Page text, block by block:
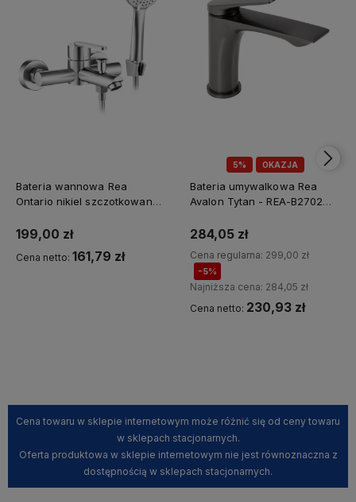
Bateria wannowa Rea
Ontario nikiel szczotkowany -
kodem REA5
199,00 zł
Cena netto: 161,79 zł
5% OKAZJA
Bateria umywalkowa Rea
Avalon Tytan - REA-B2702
REA5
284,05 zł
Cena regularna: 299,00 zł
-5%
Najniższa cena: 284,05 zł
Cena netto: 230,93 zł
Cena towaru w sklepie internetowym może różnić się od ceny towaru
w sklepach stacjonarnych.
Oferta produktowa w sklepie internetowym nie jest równoznaczna z
dostępnością w sklepach stacjonarnych.